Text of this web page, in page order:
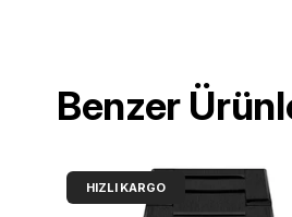
Benzer
HIZLI KARGO